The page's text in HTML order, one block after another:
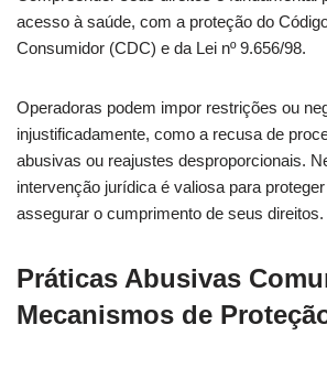
acesso à saúde, com a proteção do
Consumidor (CDC) e da Lei nº 9.656/98.
Operadoras podem impor restrições ou
injustificadamente, como a recusa de
abusivas ou reajustes desproporcionais.
intervenção jurídica é valiosa para
assegurar o cumprimento de seus direitos.
Práticas Abusivas
Mecanismos de